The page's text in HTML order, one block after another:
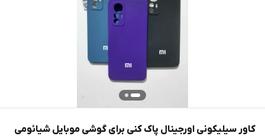
کاور سیلیکونی اورجینال پاک کنی برای گوشی موبایل شیائومی